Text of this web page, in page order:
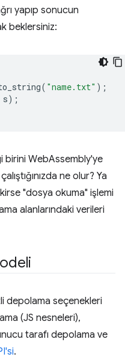
yapıp sonucun
beklersiniz:
( "name.txt" );
s);
birini WebAssembly'ye
ne olur? Ya
"dosya okuma" işlemi
alanlarındaki verileri
depolama seçenekleri
(JS nesneleri),
tarafı depolama ve
.